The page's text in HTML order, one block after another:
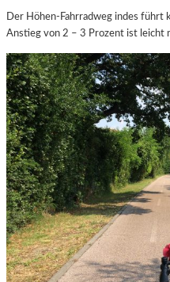
Der Höhen-Fahrradweg indes führt
Anstieg von 2 – 3 Prozent ist leicht